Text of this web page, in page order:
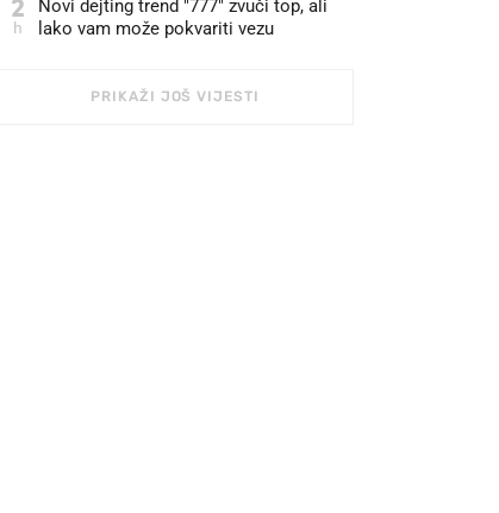
2
h
Novi dejting trend "777" zvuči top, ali
lako vam može pokvariti vezu
PRIKAŽI JOŠ VIJESTI